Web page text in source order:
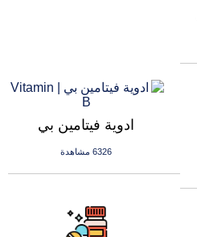
ادوية فيتامين بي
6326 مشاهدة